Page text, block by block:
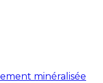
minéralisée